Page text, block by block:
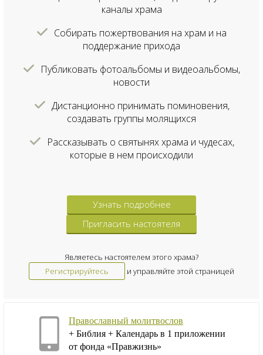
каналы храма
Собирать пожертвования на храм и на
поддержание прихода
Публиковать фотоальбомы и видеоальбомы,
новости
Дистанционно принимать поминовения,
создавать группы молящихся
Рассказывать о святынях храма и чудесах,
которые в нем происходили
Узнать подробнее
Пригласить настоятеля
Являетесь настоятелем этого храма?
Регистрируйтесь
и управляйте этой страницей
Православный молитвослов
+ Библия + Календарь в 1 приложении
от фонда «Правжизнь»